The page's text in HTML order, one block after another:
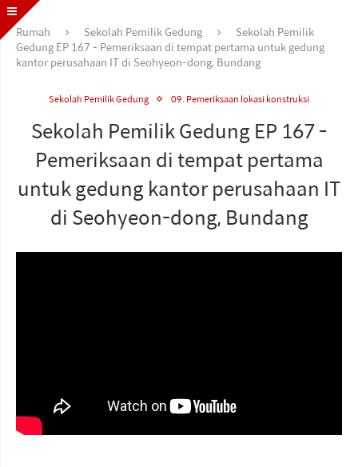
Rumah Sekolah Pemilik Gedung
Sekolah Pemilik
Gedung EP 167 - Pemeriksaan di tempat pertama untuk gedung
kantor perusahaan IT di Seohyeon-dong, Bundang
Sekolah Pemilik Gedung 09. Pemeriksaan lokasi konstruksi
Sekolah Pemilik Gedung EP 167 -
Pemeriksaan di tempat pertama
untuk gedung kantor perusahaan IT
di Seohyeon-dong, Bundang